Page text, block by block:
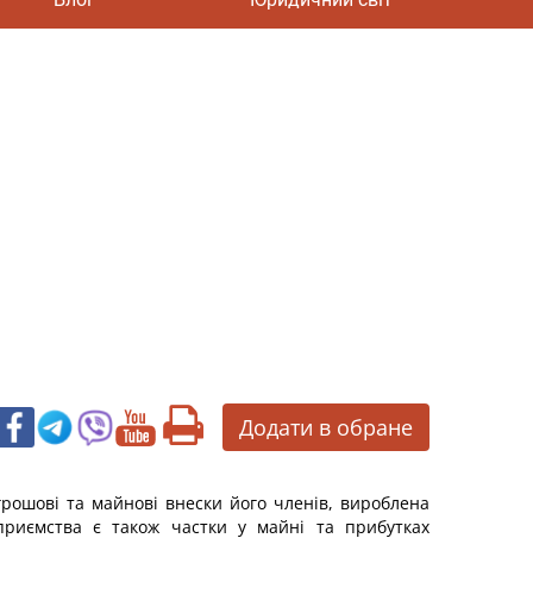
Додати в обране
та майнові внески його членів, вироблена
є також частки у майні та прибутках